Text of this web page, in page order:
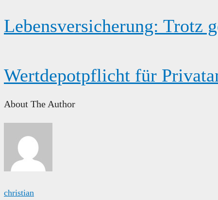
Lebensversicherung: Trotz
Wertdepotpflicht für
About The Author
christian